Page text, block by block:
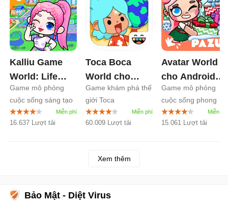
Kalliu Game
World: Life
Story cho
Android8.75
Game mô phỏng
cuộc sống sáng tạo
cho trẻ em
16.637 Lượt tải
Toca Boca
World cho
Android1.135
Game khám phá thế
giới Toca
60.009 Lượt tải
Avatar World
cho Android
1.215
Game mô phỏng
cuộc sống phong
cách cho trẻ em
15.061 Lượt tải
Xem thêm
Bảo Mật - Diệt Virus